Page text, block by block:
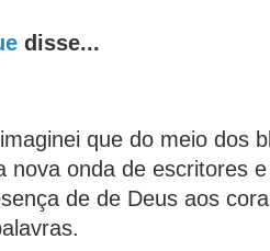
disse...
que do meio dos
nova onda de escritores
de de Deus aos